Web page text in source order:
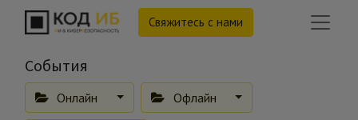
Свяжитесь с нами
События
Онлайн Офлайн